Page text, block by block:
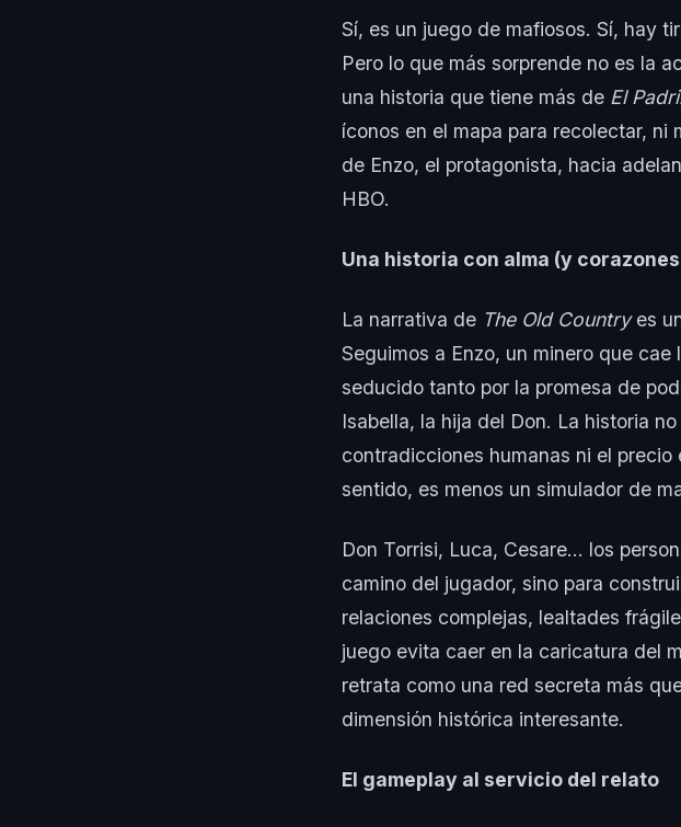
Sí, es un juego de mafiosos. Sí, hay
Pero lo que más sorprende no es la
una historia que tiene más de El
íconos en el mapa para recolectar, ni
de Enzo, el protagonista, hacia
HBO.
Una historia con alma (y
La narrativa de The Old Countryes
Seguimos a Enzo, un minero que
seducido tanto por la promesa de
Isabella, la hija del Don. La historia
contradicciones humanas ni el
sentido, es menos un simulador de
Don Torrisi, Luca, Cesare… los
camino del jugador, sino para
relaciones complejas, lealtades
juego evita caer en la caricatura del
retrata como una red secreta más
dimensión histórica interesante.
El gameplay al servicio del relato